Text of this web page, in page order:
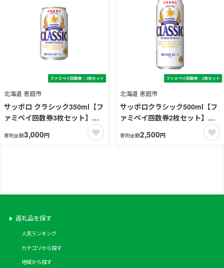
北海道 恵庭市
サッポロ クラシック350ml【フ
ァミペイ回数券3枚セット】
寄附金額3,000円
北海道 恵庭市
サッポロクラシック500ml【フ
ァミペイ回数券2枚セット】
寄附金額2,500円
返礼品を探す
人気ランキング
カテゴリから探す
地域から探す